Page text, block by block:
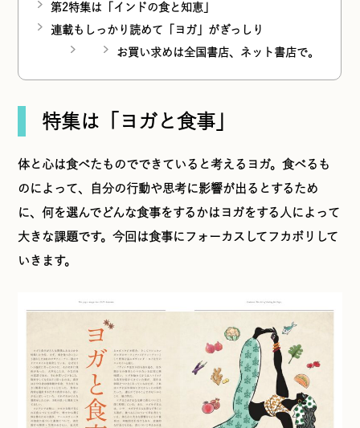
第2特集は「インドの食と知恵」
連載もしっかり読めて「ヨガ」がぎっしり
お買い求めは全国書店、ネット書店で。
特集は「ヨガと食事」
体と心は食べたものでできていると考えるヨガ。食べるも
のによって、自分の行動や思考に影響が出るとするため
に、何を選んでどんな食事をするかはヨガをする人によって
大きな課題です。今回は食事にフォーカスしてフカボリして
いきます。